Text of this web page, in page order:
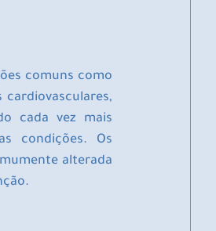
comuns como
cada vez mais
condições. Os
alterada